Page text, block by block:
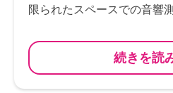
限られたスペースでの音響
続きを読